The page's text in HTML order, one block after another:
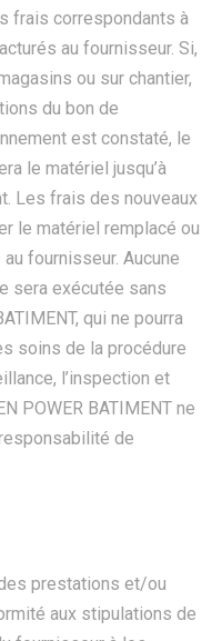
frais correspondants à
au fournisseur. Si,
ou sur chantier,
du bon de
est constaté, le
le matériel jusqu’à
Les frais des nouveaux
le matériel remplacé ou
fournisseur. Aucune
sera exécutée sans
qui ne pourra
soins de la procédure
l’inspection et
POWER BATIMENT ne
de
prestations et/ou
aux stipulations de